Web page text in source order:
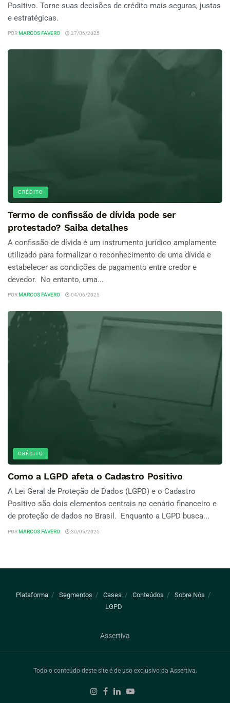
Positivo. Torne suas decisões de crédito mais seguras, justas
e estratégicas.
POR MARCOS FAVERO 27/06/2025
CRÉDITO
Termo de confissão de dívida pode ser
protestado? Saiba detalhes
A confissão de dívida é um instrumento jurídico amplamente
utilizado para formalizar o reconhecimento de uma dívida e
estabelecer as condições de pagamento entre credor e
devedor. No entanto, uma...
POR MARCOS FAVERO 04/06/2025
CRÉDITO
Como a LGPD afeta o Cadastro Positivo
A Lei Geral de Proteção de Dados (LGPD) e o Cadastro
Positivo são dois elementos centrais no cenário financeiro e
de proteção de dados no Brasil. Enquanto a LGPD busca...
POR MARCOS FAVERO 30/05/2025
Plataforma Segmentos Cases Conteúdos
Sobre Nós
LGPD
Assertiva
Todo o conteúdo deste site é de uso exclusivo da Assertiva.